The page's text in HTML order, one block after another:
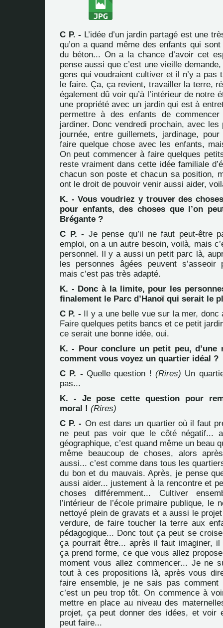
C P. - L’idée d’un jardin partagé est une
qu’on a quand même des enfants qui
du béton... On a la chance d’avoir cet
pense aussi que c’est une vieille
gens qui voudraient cultiver et il n’y a pas
le faire. Ça, ça revient, travailler la terre,
également dû voir qu’à l’intérieur de notre
une propriété avec un jardin qui est à
permettre à des enfants de
jardiner. Donc vendredi prochain, avec les
journée, entre guillemets, jardinage,
faire quelque chose avec les enfants,
On peut commencer à faire quelques
reste vraiment dans cette idée familiale
chacun son poste et chacun sa position,
ont le droit de pouvoir venir aussi aider,
K. - Vous voudriez y trouver des
pour enfants, des choses que l’on
Brégante ?
C P. - Je pense qu’il ne faut peut-être
emploi, on a un autre besoin, voilà, mais
personnel. Il y a aussi un petit parc là,
les personnes âgées peuvent s’asseoir
mais c’est pas très adapté.
K. - Donc à la limite, pour les
finalement le Parc d’Hanoï qui serait le
C P. - Il y a une belle vue sur la mer, donc
Faire quelques petits bancs et ce petit
ce serait une bonne idée, oui.
K. - Pour conclure un petit peu, d’une
comment vous voyez un quartier idéal ?
C P. - Quelle question !(Rires) Un
pas...
K. - Je pose cette question pour
moral ! (Rires)
C P. - On est dans un quartier où il faut
ne peut pas voir que le côté négatif...
géographique, c’est quand même un beau
même beaucoup de choses, alors
aussi... c’est comme dans tous les
du bon et du mauvais. Après, je pense
aussi aider... justement à la rencontre et
choses différemment... Cultiver
l’intérieur de l’école primaire publique, le
nettoyé plein de gravats et a aussi le
verdure, de faire toucher la terre aux
pédagogique... Donc tout ça peut se
ça pourrait être... après il faut imaginer,
ça prend forme, ce que vous allez
moment vous allez commencer... Je ne
tout à ces propositions là, après vous
faire ensemble, je ne sais pas comment
c’est un peu trop tôt. On commence à
mettre en place au niveau des
projet, ça peut donner des idées, et voir
peut faire...